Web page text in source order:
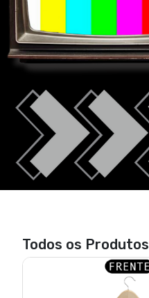
Todos os Produtos